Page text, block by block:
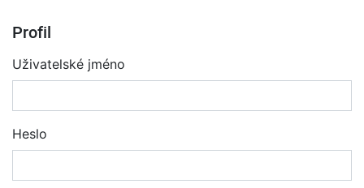
Profil
Uživatelské jméno
Heslo